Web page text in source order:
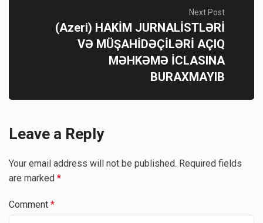
Next Post
(Azeri) HAKİM JURNALİSTLƏRİ
VƏ MÜŞAHİDƏÇİLƏRİ AÇIQ
MƏHKƏMƏ İCLASINA
BURAXMAYIB
Leave a Reply
Your email address will not be published. Required fields
are marked *
Comment *